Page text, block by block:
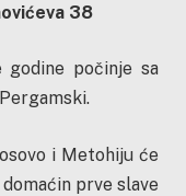
38
godine počinje sa
i Metohiju će
prve slave